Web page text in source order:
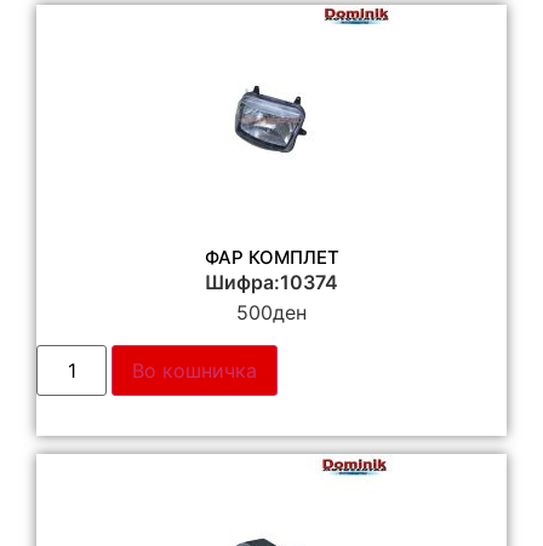
ФАР КОМПЛЕТ
Шифра:10374
500ден
Во кошничка